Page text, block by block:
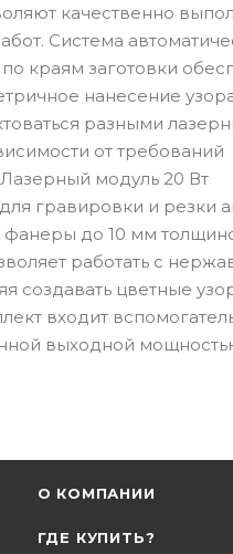
качественно
Система
краям заготовки
нанесение
разными
от требований
модуль 20 Вт
гравировки и резки
до 10 мм
работать с
создавать цветные
входит
выходной
О КОМПАНИИ
ГДЕ КУПИТЬ?